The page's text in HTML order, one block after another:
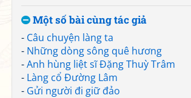
Một số bài cùng tác giả
- Câu chuyện làng ta
- Những dòng sông quê hương
-Anh hùng liệt sĩ Đặng Thuỳ Trâm
- Làng cổ Đường Lâm
- Gửi người đi giữ đảo